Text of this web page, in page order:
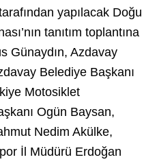
yapılacak Doğu
tanıtım toplantına
Günaydın, Azdavay
Belediye Başkanı
Motosiklet
Ogün Baysan,
Nedim Akülke,
İl Müdürü Erdoğan